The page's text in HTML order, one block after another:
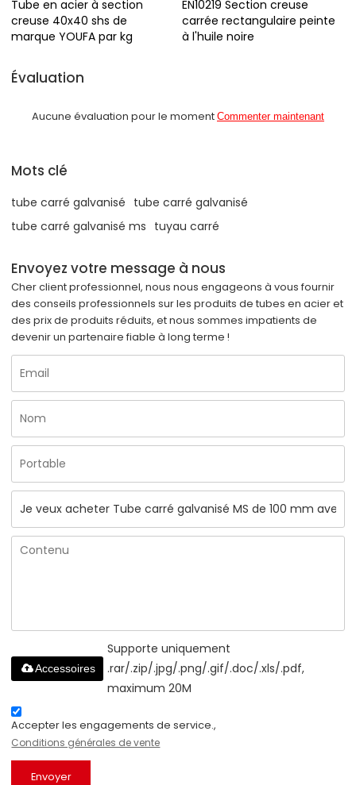
Tube en acier à section
creuse 40x40 shs de
marque YOUFA par kg
EN10219 Section creuse
carrée rectangulaire peinte
à l'huile noire
Évaluation
Aucune évaluation pour le moment Commenter maintenant
Mots clé
tube carré galvanisé tube carré galvanisé
tube carré galvanisé ms tuyau carré
Envoyez votre message à nous
Cher client professionnel, nous nous engageons à vous fournir
des conseils professionnels sur les produits de tubes en acier et
des prix de produits réduits, et nous sommes impatients de
devenir un partenaire fiable à long terme !
Supporte uniquement
.rar/.zip/.jpg/.png/.gif/.doc/.xls/.pdf,
maximum 20M
Accessoires
Accepter les engagements de service.,
Conditions générales de vente
Envoyer